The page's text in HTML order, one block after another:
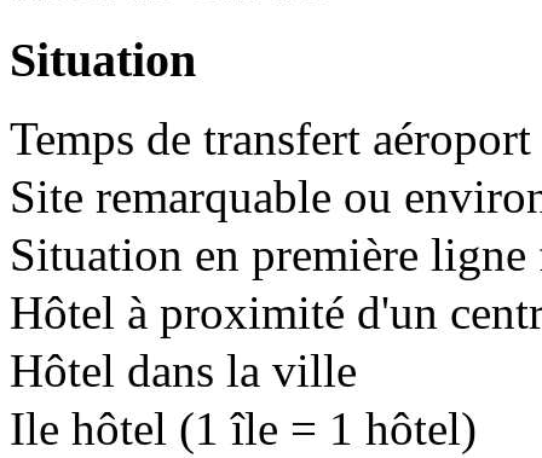
Situation
Temps de transfert
Site remarquable ou
Situation en première ligne
Hôtel à proximité d'un
Hôtel dans la ville
Ile hôtel (1 île = 1 hôtel)